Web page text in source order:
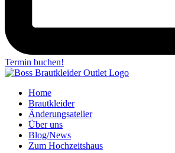
Termin buchen!
Home
Brautkleider
Änderungsatelier
Über uns
Blog/News
Zum Hochzeitshaus